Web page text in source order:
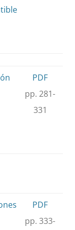
PDF
pp. 281-
331
PDF
pp. 333-